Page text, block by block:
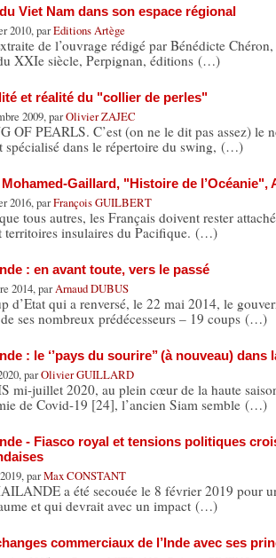
Viet Nam dans son espace régional
2010, parEditions Artège
de l’ouvrage rédigé par Bénédicte
XXIe siècle, Perpignan, éditions (…)
et réalité du "collier de perles"
2009, parOlivier ZAJEC
OF PEARLS. C’est (on ne le dit pas assez) le
spécialisé dans le répertoire du swing, (…)
Gaillard, "Histoire de l’Océanie",
2016, parFrançois GUILBERT
tous autres, les Français doivent rester
territoires insulaires du Pacifique. (…)
: en avant toute, vers le passé
2014, parArnaud DUBUS
d’Etat qui a renversé, le 22 mai 2014, le
ses nombreux prédécesseurs – 19 coups (…)
: le ‘’pays du sourire’’ (à nouveau) dans
parOlivier GUILLARD
mi-juillet 2020, au plein cœur de la haute
de Covid-19 [24], l’ancien Siam semble (…)
- Fiasco royal et tensions politiques
parMax CONSTANT
a été secouée le 8 février 2019 pour
et qui devrait avec un impact (…)
commerciaux de l’Inde avec ses